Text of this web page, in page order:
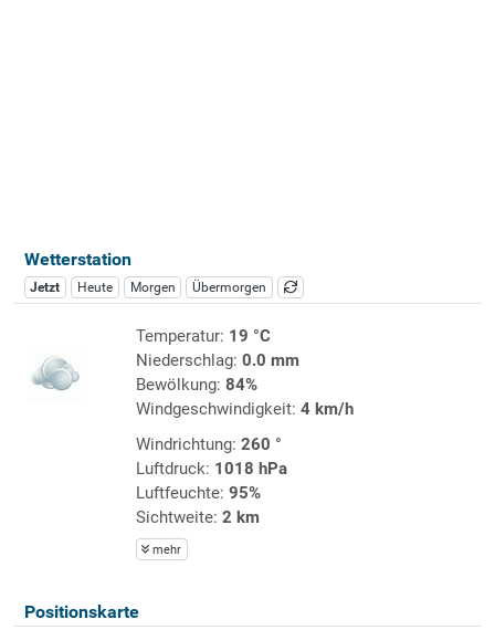
Wetterstation
Jetzt Heute Morgen Übermorgen
Temperatur: 19 °C
Niederschlag: 0.0 mm
Bewölkung: 84%
Windgeschwindigkeit: 4 km/h
Windrichtung: 260 °
Luftdruck: 1018 hPa
Luftfeuchte: 95%
Sichtweite: 2 km
mehr
Positionskarte